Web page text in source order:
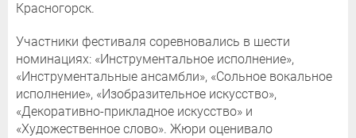
Красногорск.
Участники фестиваля соревновались в шести
номинациях: «Инструментальное исполнение»,
«Инструментальные ансамбли», «Сольное вокальное
исполнение», «Изобразительное искусство»,
«Декоративно-прикладное искусство» и
«Художественное слово». Жюри оценивало